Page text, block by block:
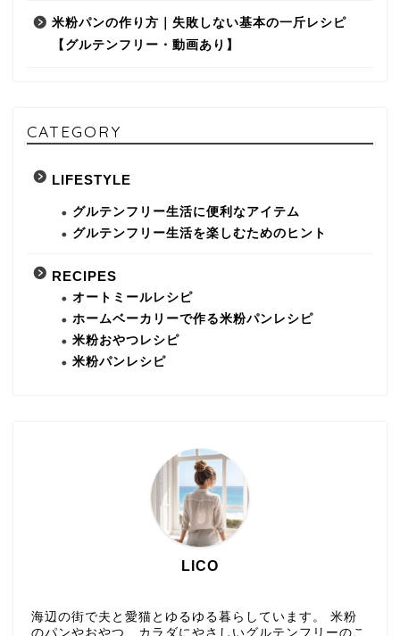
米粉パンの作り方｜失敗しない基本の一斤レシピ
【グルテンフリー・動画あり】
CATEGORY
LIFESTYLE
グルテンフリー生活に便利なアイテム
グルテンフリー生活を楽しむためのヒント
RECIPES
オートミールレシピ
ホームベーカリーで作る米粉パンレシピ
米粉おやつレシピ
米粉パンレシピ
LICO
海辺の街で夫と愛猫とゆるゆる暮らしています。 米粉
のパンやおやつ、カラダにやさしいグルテンフリーのこ